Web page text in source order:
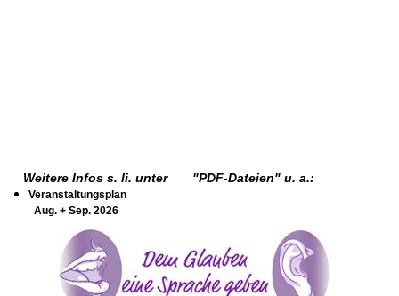
Weitere Infos s. li. unter "PDF-Dateien" u. a.:
Veranstaltungsplan
Aug. + Sep. 2026